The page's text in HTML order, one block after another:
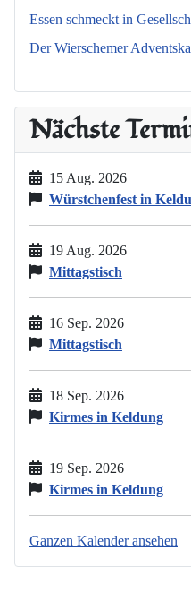
Essen schmeckt in
Der Wierschemer
Nächste
15 Aug. 2026
Würstchenfest in
19 Aug. 2026
Mittagstisch
16 Sep. 2026
Mittagstisch
18 Sep. 2026
Kirmes in Keldung
19 Sep. 2026
Kirmes in Keldung
Ganzen Kalender ansehen